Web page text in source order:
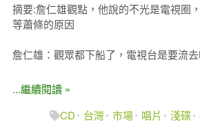
摘要:詹仁雄觀點，他說的不光是電視圈
等蕭條的原因
詹仁雄：觀眾都下船了，電視台是要流去
...繼續閱讀 »
CD
台灣 市場 唱片 淺碟